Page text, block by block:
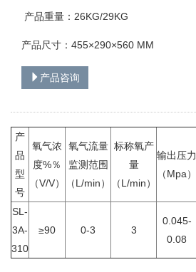
产品重量：26KG/29KG
产品尺寸：455×290×560 MM
产品咨询
产
品
型
号
氧气浓
度%％
（V/V）
氧气流量
监测范围
（L/min）
标称氧产
量
（L/min）
输出压力
（Mpa）
SL-
3A-
310
≥90 0-3 3
0.045-
0.08